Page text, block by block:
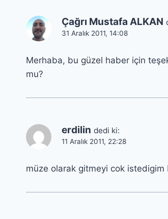
Çağrı Mustafa ALKAN
31 Aralık 2011, 14:08
Merhaba, bu güzel haber için
mu?
erdilin dedi ki:
11 Aralık 2011, 22:28
müze olarak gitmeyi cok